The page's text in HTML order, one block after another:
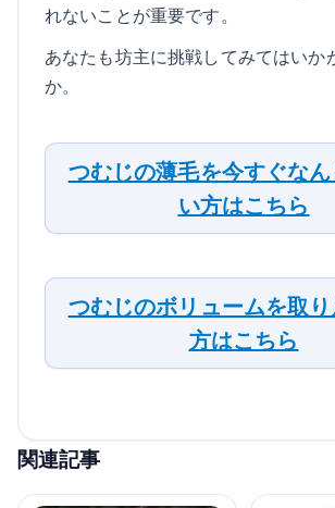
れないことが重要です。
あなたも坊主に挑戦してみてはいか
か。
つむじの薄毛を今すぐな
い方はこちら
つむじのボリュームを取
方はこちら
関連記事